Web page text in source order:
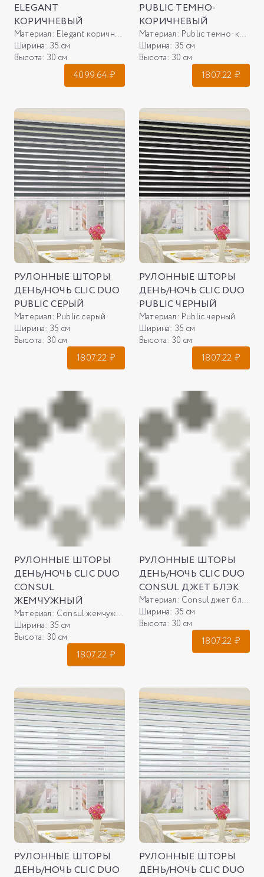
ELEGANT
КОРИЧНЕВЫЙ
Материал: Elegant коричневый
Ширина: 35 см
Высота: 30 см
4099.64 ₽
PUBLIC ТЕМНО-
КОРИЧНЕВЫЙ
Материал: Public темно-коричневый
Ширина: 35 см
Высота: 30 см
1807.22 ₽
РУЛОННЫЕ ШТОРЫ
ДЕНЬ/НОЧЬ CLIC DUO
PUBLIC СЕРЫЙ
Материал: Public серый
Ширина: 35 см
Высота: 30 см
1807.22 ₽
РУЛОННЫЕ ШТОРЫ
ДЕНЬ/НОЧЬ CLIC DUO
PUBLIC ЧЕРНЫЙ
Материал: Public черный
Ширина: 35 см
Высота: 30 см
1807.22 ₽
РУЛОННЫЕ ШТОРЫ
ДЕНЬ/НОЧЬ CLIC DUO
CONSUL
ЖЕМЧУЖНЫЙ
Материал: Consul жемчужный
Ширина: 35 см
Высота: 30 см
1807.22 ₽
РУЛОННЫЕ ШТОРЫ
ДЕНЬ/НОЧЬ CLIC DUO
CONSUL ДЖЕТ БЛЭК
Материал: Consul джет блэк
Ширина: 35 см
Высота: 30 см
1807.22 ₽
РУЛОННЫЕ ШТОРЫ
ДЕНЬ/НОЧЬ CLIC DUO
РУЛОННЫЕ ШТОРЫ
ДЕНЬ/НОЧЬ CLIC DUO